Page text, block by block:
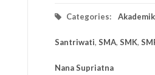
Categories: Akademik
Santriwati, SMA, SMK,
Nana Supriatna